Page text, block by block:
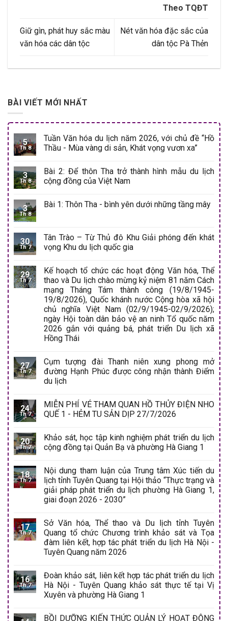
Theo TQĐT
Giữ gìn, phát huy sắc màu
văn hóa các dân tộc
Nét văn hóa đặc sắc của
dân tộc Pà Thẻn
BÀI VIẾT MỚI NHẤT
5
Th 8
Tuần Văn hóa du lịch năm 2026, với chủ đề “Hồ
Thầu - Mùa vàng di sản, Khát vọng vươn xa”
3
Th 8
Bài 2: Để thôn Tha trở thành hình mẫu du lịch
cộng đồng của Việt Nam
3
Th 8
Bài 1: Thôn Tha - bình yên dưới những tầng mây
30
Th 7
Tân Trào – Từ Thủ đô Khu Giải phóng đến khát
vọng Khu du lịch quốc gia
29
Th 7
Kế hoạch tổ chức các hoạt động Văn hóa, Thể
thao và Du lịch chào mừng kỷ niệm 81 năm Cách
mạng Tháng Tám thành công (19/8/1945-
19/8/2026), Quốc khánh nước Cộng hòa xã hội
chủ nghĩa Việt Nam (02/9/1945-02/9/2026);
ngày Hội toàn dân bảo vệ an ninh Tổ quốc năm
2026 gắn với quảng bá, phát triển Du lịch xã
Hồng Thái
27
Th 7
Cụm tượng đài Thanh niên xung phong mở
đường Hạnh Phúc được công nhận thành Điểm
du lịch
24
Th 7
MIỄN PHÍ VÉ THAM QUAN HỒ THỦY ĐIỆN NHO
QUẾ 1 - HẺM TU SẢN DỊP 27/7/2026
20
Th 7
Khảo sát, học tập kinh nghiệm phát triển du lịch
cộng đồng tại Quản Bạ và phường Hà Giang 1
18
Th 7
Nội dung tham luận của Trung tâm Xúc tiến du
lịch tỉnh Tuyên Quang tại Hội thảo “Thực trạng và
giải pháp phát triển du lịch phường Hà Giang 1,
giai đoạn 2026 - 2030”
17
Th 7
Sở Văn hóa, Thể thao và Du lịch tỉnh Tuyên
Quang tổ chức Chương trình khảo sát và Tọa
đàm liên kết, hợp tác phát triển du lịch Hà Nội -
Tuyên Quang năm 2026
16
Th 7
Đoàn khảo sát, liên kết hợp tác phát triển du lịch
Hà Nội - Tuyên Quang khảo sát thực tế tại Vị
Xuyên và phường Hà Giang 1
BỒI DƯỠNG KIẾN THỨC QUẢN LÝ HOẠT ĐỘNG